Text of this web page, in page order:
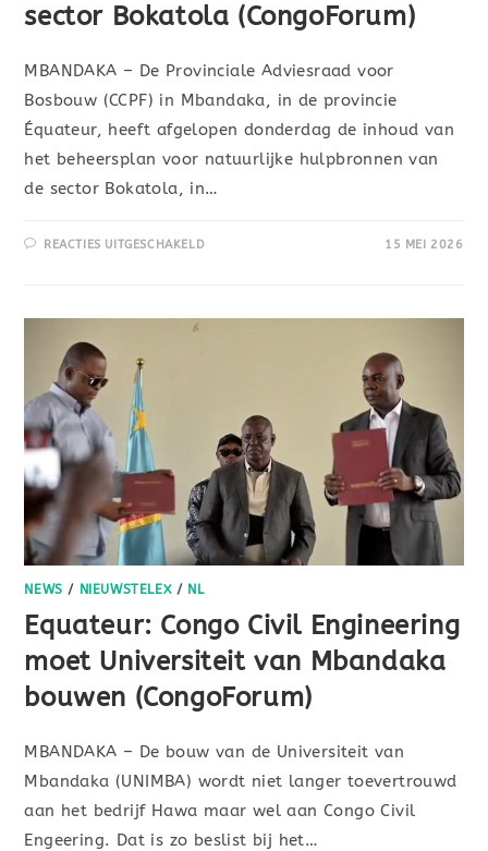
sector Bokatola (CongoForum)
MBANDAKA – De Provinciale Adviesraad voor
Bosbouw (CCPF) in Mbandaka, in de provincie
Équateur, heeft afgelopen donderdag de inhoud van
het beheersplan voor natuurlijke hulpbronnen van
de sector Bokatola, in…
REACTIES UITGESCHAKELD 15 MEI 2026
NEWS / NIEUWSTELEX/ NL
Equateur: Congo Civil Engineering
moet Universiteit van Mbandaka
bouwen (CongoForum)
MBANDAKA – De bouw van de Universiteit van
Mbandaka (UNIMBA) wordt niet langer toevertrouwd
aan het bedrijf Hawa maar wel aan Congo Civil
Engeering. Dat is zo beslist bij het…